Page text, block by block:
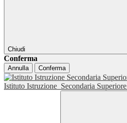
Chiudi
Conferma
Annulla Conferma
Istituto Istruzione Secondaria Superiore